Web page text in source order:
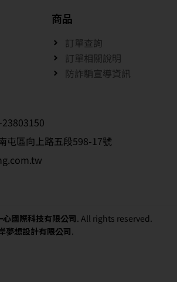
商品
訂單查詢
訂單相關說明
防詐騙宣導資訊
屯區向上路五段598-17號
心國際科技有限公司. All rights reserved.
夢想設計有限公司.